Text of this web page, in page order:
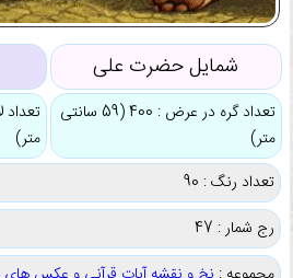
شمایل حضرت علی
تعداد گره در عرض : 400 (59 سانتی
متر)
متر)
تعداد رنگ : 90
رج شمار : 47